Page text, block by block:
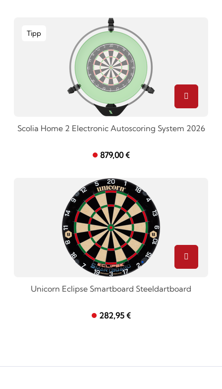
Tipp
Scolia Home 2 Electronic Autoscoring System 2026
879,00 €
Unicorn Eclipse Smartboard Steeldartboard
282,95 €